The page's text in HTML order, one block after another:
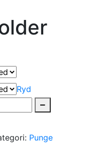
Ryd
Punge